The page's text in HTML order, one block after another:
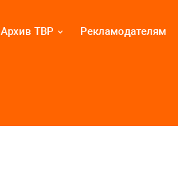
Архив ТВР Рекламодателям